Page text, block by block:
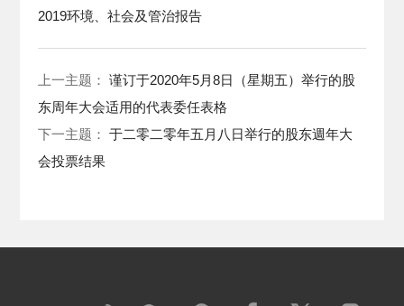
2019环境、社会及管治报告
上一主题：谨订于2020年5月8日（星期五）举行的股
东周年大会适用的代表委任表格
下一主题：于二零二零年五月八日举行的股东週年大
会投票结果